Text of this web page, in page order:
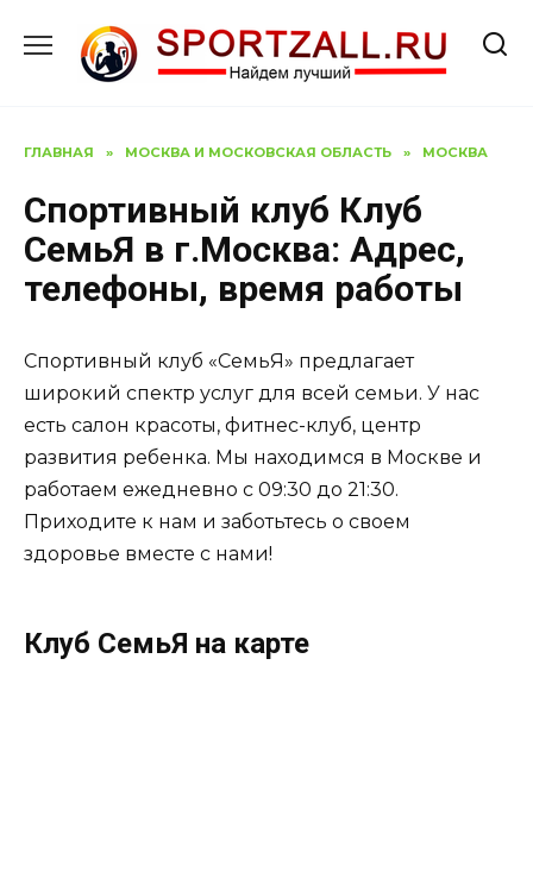
содержанию
ГЛАВНАЯ » МОСКВА И МОСКОВСКАЯ ОБЛАСТЬ » МОСКВА
Спортивный клуб Клуб
СемьЯ в г.Москва: Адрес,
телефоны, время работы
Спортивный клуб «СемьЯ» предлагает
широкий спектр услуг для всей семьи. У нас
есть салон красоты, фитнес-клуб, центр
развития ребенка. Мы находимся в Москве и
работаем ежедневно с 09:30 до 21:30.
Приходите к нам и заботьтесь о своем
здоровье вместе с нами!
Клуб СемьЯ на карте